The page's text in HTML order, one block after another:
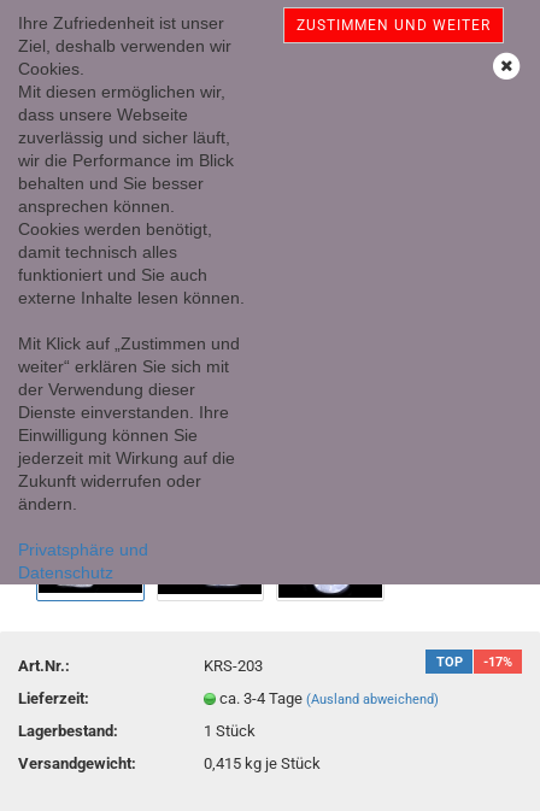
Ihre Zufriedenheit ist unser
Ziel, deshalb verwenden wir
Cookies.
Mit diesen ermöglichen wir,
dass unsere Webseite
zuverlässig und sicher läuft,
wir die Performance im Blick
behalten und Sie besser
ansprechen können.
Cookies werden benötigt,
damit technisch alles
funktioniert und Sie auch
externe Inhalte lesen können.
Mit Klick auf „Zustimmen und
weiter“ erklären Sie sich mit
der Verwendung dieser
Dienste einverstanden. Ihre
Einwilligung können Sie
jederzeit mit Wirkung auf die
Zukunft widerrufen oder
ändern.
Privatsphäre und
Datenschutz
ZUSTIMMEN UND WEITER
Kristallschädel, Skull, Bergkristall 415 Gramm
TOP -17%
Art.Nr.:
KRS-203
Lieferzeit:
ca. 3-4 Tage(Ausland abweichend)
Lagerbestand: 1Stück
Versandgewicht:
0,415 kg je Stück